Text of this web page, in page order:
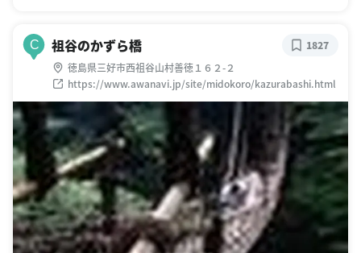
C 祖谷のかずら橋
徳島県三好市西祖谷山村善徳１６２-２
https://www.awanavi.jp/site/midokoro/kazurabashi.html
1827